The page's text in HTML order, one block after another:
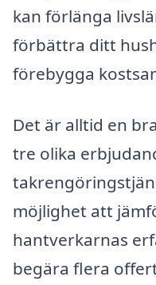
kan förlänga
förbättra ditt
förebygga
Det är alltid en
tre olika
möjlighet att
hantverkarnas
begära flera